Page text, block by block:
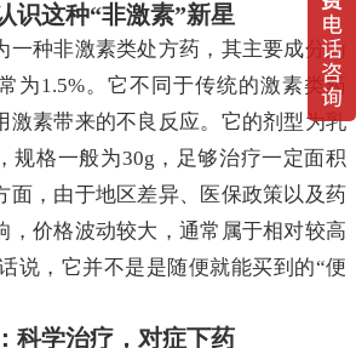
识这种“非激素”新星
一种非激素类处方药，其主要成分为
为1.5%。它不同于传统的激素类药
激素带来的不良反应。它的剂型为乳
规格一般为30g，足够治疗一定面积
面，由于地区差异、医保政策以及药
，价格波动较大，通常属于相对较高
说，它并不是是随便就能买到的“便
科学治疗，对症下药